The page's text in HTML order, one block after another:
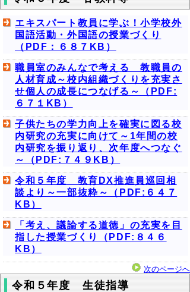
エキスパート教員に学ぶ！小学校外
国語活動・外国語の授業づくり
（PDF：６８７KB）
職員室のみんなで考える 教職員の
人材育成～校内組織づくりを充実さ
せ個人の成長につなげる～（PDF:
６７１KB）
子供たちの学力向上を確実に図る校
内研究の充実に向けて～1年間の校
内研究を振り返り、次年度へつなぐ
～（PDF:７４９KB）
令和５年度 教育DX推進員巡回相
談より～一部抜粋～（PDF:６４７
KB）
「考え、議論する道徳」の充実を目
指した授業づくり（PDF:８４６
KB）
次のページへ
令和５年度 生徒指導